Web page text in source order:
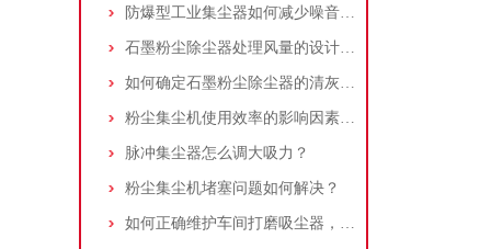
防爆型工业集尘器如何减少噪音?三个方法轻松解决
石墨粉尘除尘器处理风量的设计，你了解多少
如何确定石墨粉尘除尘器的清灰速度？
粉尘集尘机使用效率的影响因素及改进措施
脉冲集尘器怎么调大吸力？
粉尘集尘机堵塞问题如何解决？
如何正确维护车间打磨吸尘器，延长使用寿命